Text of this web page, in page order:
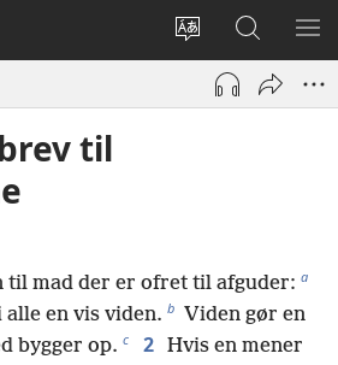
Vælg
sprog
Log
på
(åbner
Søg
på
JW.ORG
VIS
til
til mad der er ofret til afguder: a
en vis viden. b Viden gør en
bygger op. c 2 Hvis en mener